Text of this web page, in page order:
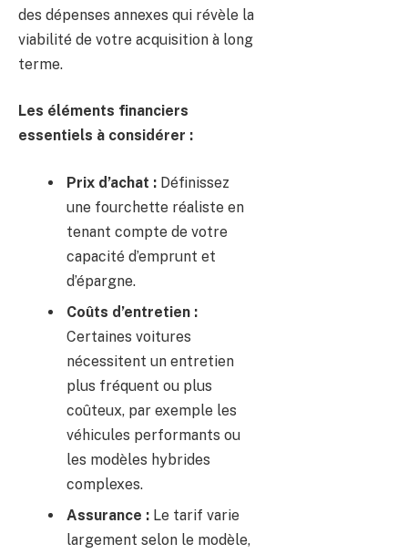
des dépenses annexes qui révèle la
viabilité de votre acquisition à long
terme.
Les éléments financiers
essentiels à considérer :
Prix d’achat : Définissez
une fourchette réaliste en
tenant compte de votre
capacité d’emprunt et
d’épargne.
Coûts d’entretien :
Certaines voitures
nécessitent un entretien
plus fréquent ou plus
coûteux, par exemple les
véhicules performants ou
les modèles hybrides
complexes.
Assurance : Le tarif varie
largement selon le modèle,